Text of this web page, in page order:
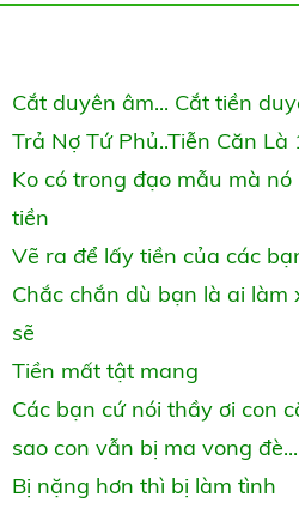
Cắt duyên âm... Cắt tiền
Trả Nợ Tứ Phủ..Tiễn Căn
Ko có trong đạo mẫu mà
tiền
Vẽ ra để lấy tiền của các
Chắc chắn dù bạn là ai làm
sẽ
Tiền mất tật mang
Các bạn cứ nói thầy ơi con
sao con vẫn bị ma vong
Bị nặng hơn thì bị làm tình